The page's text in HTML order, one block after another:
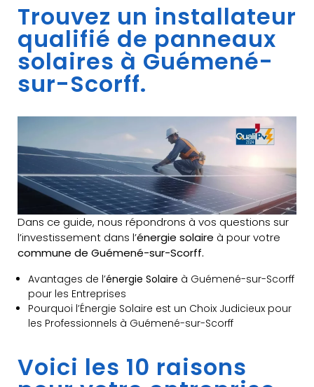
Trouvez un installateur
qualifié de panneaux
solaires à Guémené-
sur-Scorff.
Dans ce guide, nous répondrons à vos questions sur
l’investissement dans l’énergie solaire à pour votre
commune de Guémené-sur-Scorff.
Avantages de l’énergie Solaire à Guémené-sur-Scorff
pour les Entreprises
Pourquoi l’Énergie Solaire est un Choix Judicieux pour
les Professionnels à Guémené-sur-Scorff
Voici les 10 raisons